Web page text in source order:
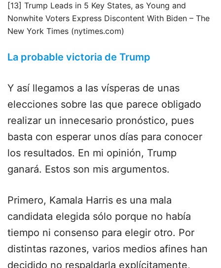
[13] Trump Leads in 5 Key States, as Young and
Nonwhite Voters Express Discontent With Biden – The
New York Times (nytimes.com)
La probable victoria de Trump
Y así llegamos a las vísperas de unas
elecciones sobre las que parece obligado
realizar un innecesario pronóstico, pues
basta con esperar unos días para conocer
los resultados. En mi opinión, Trump
ganará. Estos son mis argumentos.
Primero, Kamala Harris es una mala
candidata elegida sólo porque no había
tiempo ni consenso para elegir otro. Por
distintas razones, varios medios afines han
decidido no respaldarla explícitamente,